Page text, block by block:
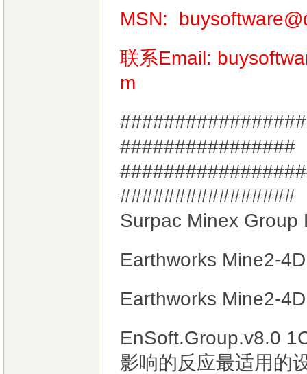
MSN:
联系Email:
m
################
################
Surpac Minex Group
Earthworks Mine2-
Earthworks Mine2-
EnSoft.Group.v8.0
影响的反应最适用的